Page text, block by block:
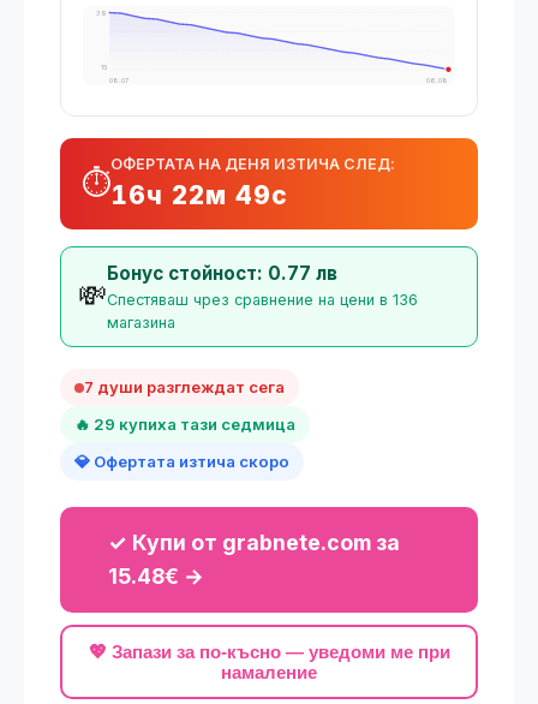
39
15
08.07
06.08
⏱️
ОФЕРТАТА НА ДЕНЯ ИЗТИЧА СЛЕД:
16ч 22м 49с
💸
Бонус стойност: 0.77 лв
Спестяваш чрез сравнение на цени в 136
магазина
7 души разглеждат сега
🔥 29 купиха тази седмица
💎 Офертата изтича скоро
✓ Купи от grabnete.com за
15.48€ →
💖 Запази за по-късно — уведоми ме при
намаление